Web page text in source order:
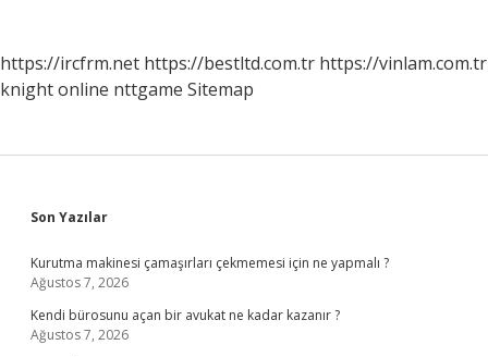
https://ircfrm.net https://bestltd.com.tr https://vinlam.com.tr
knight online nttgame Sitemap
Sidebar
Son Yazılar
Kurutma makinesi çamaşırları çekmemesi için ne yapmalı ?
Ağustos 7, 2026
Kendi bürosunu açan bir avukat ne kadar kazanır ?
Ağustos 7, 2026